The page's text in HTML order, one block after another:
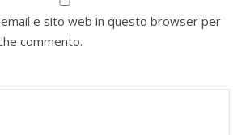
email e sito web in questo browser per
commento.